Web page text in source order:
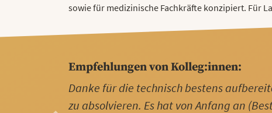
sowie für medizinische Fachkräfte konzipiert. Für
Empfehlungen von Kolleg:innen:
Danke für die technisch bestens
zu absolvieren. Es hat von Anfang an